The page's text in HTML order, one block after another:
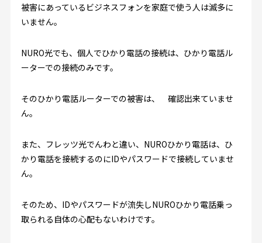
被害にあっているビジネスフォンを家庭で使う人は滅多に
いません。
NURO光でも、個人でひかり電話の接続は、ひかり電話ル
ーターでの接続のみです。
そのひかり電話ルーターでの被害は、 確認出来ていませ
ん。
また、フレッツ光でんわと違い、NUROひかり電話は、ひ
かり電話を接続するのにIDやパスワードで接続していませ
ん。
そのため、IDやパスワードが流失しNUROひかり電話乗っ
取られる自体の心配もないわけです。